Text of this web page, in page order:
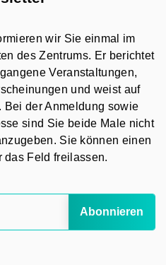
wir Sie einmal im
des Zentrums. Er berichtet
Veranstaltungen,
und weist auf
Bei der Anmeldung sowie
sind Sie beide Male nicht
Sie können einen
das Feld freilassen.
Abonnieren